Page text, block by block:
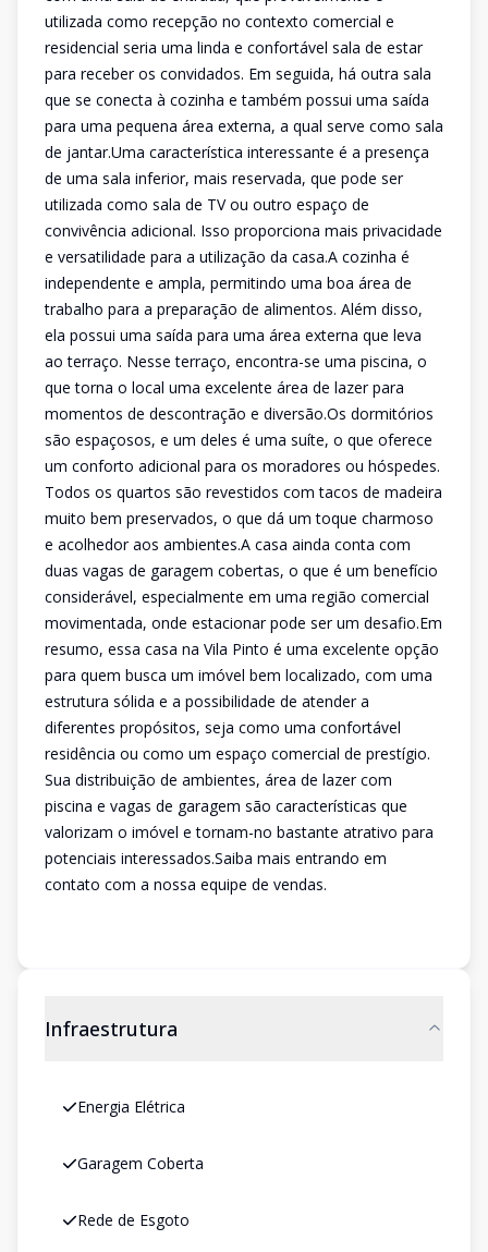
utilizada como recepção no contexto comercial e
residencial seria uma linda e confortável sala de estar
para receber os convidados. Em seguida, há outra sala
que se conecta à cozinha e também possui uma saída
para uma pequena área externa, a qual serve como sala
de jantar.Uma característica interessante é a presença
de uma sala inferior, mais reservada, que pode ser
utilizada como sala de TV ou outro espaço de
convivência adicional. Isso proporciona mais privacidade
e versatilidade para a utilização da casa.A cozinha é
independente e ampla, permitindo uma boa área de
trabalho para a preparação de alimentos. Além disso,
ela possui uma saída para uma área externa que leva
ao terraço. Nesse terraço, encontra-se uma piscina, o
que torna o local uma excelente área de lazer para
momentos de descontração e diversão.Os dormitórios
são espaçosos, e um deles é uma suíte, o que oferece
um conforto adicional para os moradores ou hóspedes.
Todos os quartos são revestidos com tacos de madeira
muito bem preservados, o que dá um toque charmoso
e acolhedor aos ambientes.A casa ainda conta com
duas vagas de garagem cobertas, o que é um benefício
considerável, especialmente em uma região comercial
movimentada, onde estacionar pode ser um desafio.Em
resumo, essa casa na Vila Pinto é uma excelente opção
para quem busca um imóvel bem localizado, com uma
estrutura sólida e a possibilidade de atender a
diferentes propósitos, seja como uma confortável
residência ou como um espaço comercial de prestígio.
Sua distribuição de ambientes, área de lazer com
piscina e vagas de garagem são características que
valorizam o imóvel e tornam-no bastante atrativo para
potenciais interessados.Saiba mais entrando em
contato com a nossa equipe de vendas.
Infraestrutura
Energia Elétrica
Garagem Coberta
Rede de Esgoto